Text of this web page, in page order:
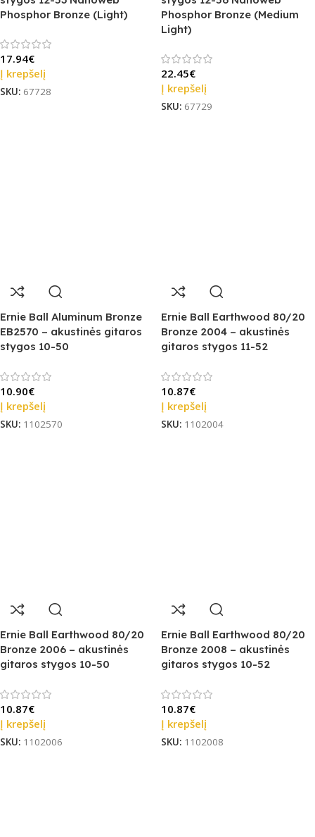
Phosphor Bronze (Light)
17.94€
Į krepšelį
SKU: 67728
Phosphor Bronze (Medium
Light)
22.45€
Į krepšelį
SKU: 67729
Ernie Ball Aluminum Bronze
EB2570 – akustinės gitaros
stygos 10-50
10.90€
Į krepšelį
SKU: 1102570
Ernie Ball Earthwood 80/20
Bronze 2004 – akustinės
gitaros stygos 11-52
10.87€
Į krepšelį
SKU: 1102004
Ernie Ball Earthwood 80/20
Bronze 2006 – akustinės
gitaros stygos 10-50
10.87€
Į krepšelį
SKU: 1102006
Ernie Ball Earthwood 80/20
Bronze 2008 – akustinės
gitaros stygos 10-52
10.87€
Į krepšelį
SKU: 1102008